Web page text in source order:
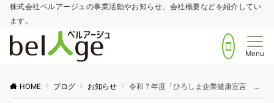
株式会社ベルアージュの事業活動やお知らせ、会社概要などを紹介してい
ます。
Menu
HOME ブログ お知らせ 令和７年度「ひろしま企業健康宣言 健康づくり優良事業所」に認定されました